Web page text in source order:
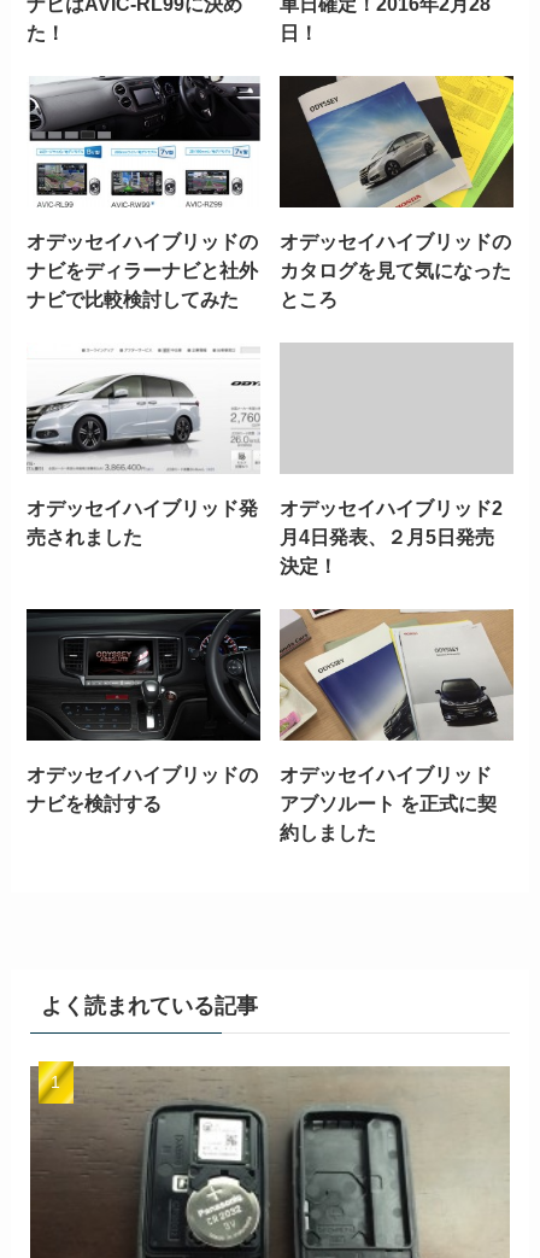
た！
日！
オデッセイハイブリッドの
ナビをディラーナビと社外
ナビで比較検討してみた
オデッセイハイブリッドの
カタログを見て気になった
ところ
オデッセイハイブリッド発
売されました
オデッセイハイブリッド2
月4日発表、２月5日発売
決定！
オデッセイハイブリッドの
ナビを検討する
オデッセイハイブリッド
アブソルート を正式に契
約しました
よく読まれている記事